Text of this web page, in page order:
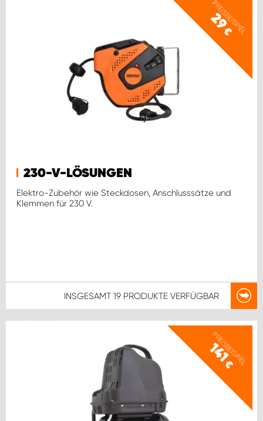
PREISBEISPIEL
29
€
230-V-LÖSUNGEN
Elektro-Zubehör wie Steckdosen, Anschlusssätze und
Klemmen für 230 V.
INSGESAMT 19 PRODUKTE VERFÜGBAR
PREISBEISPIEL
141
€